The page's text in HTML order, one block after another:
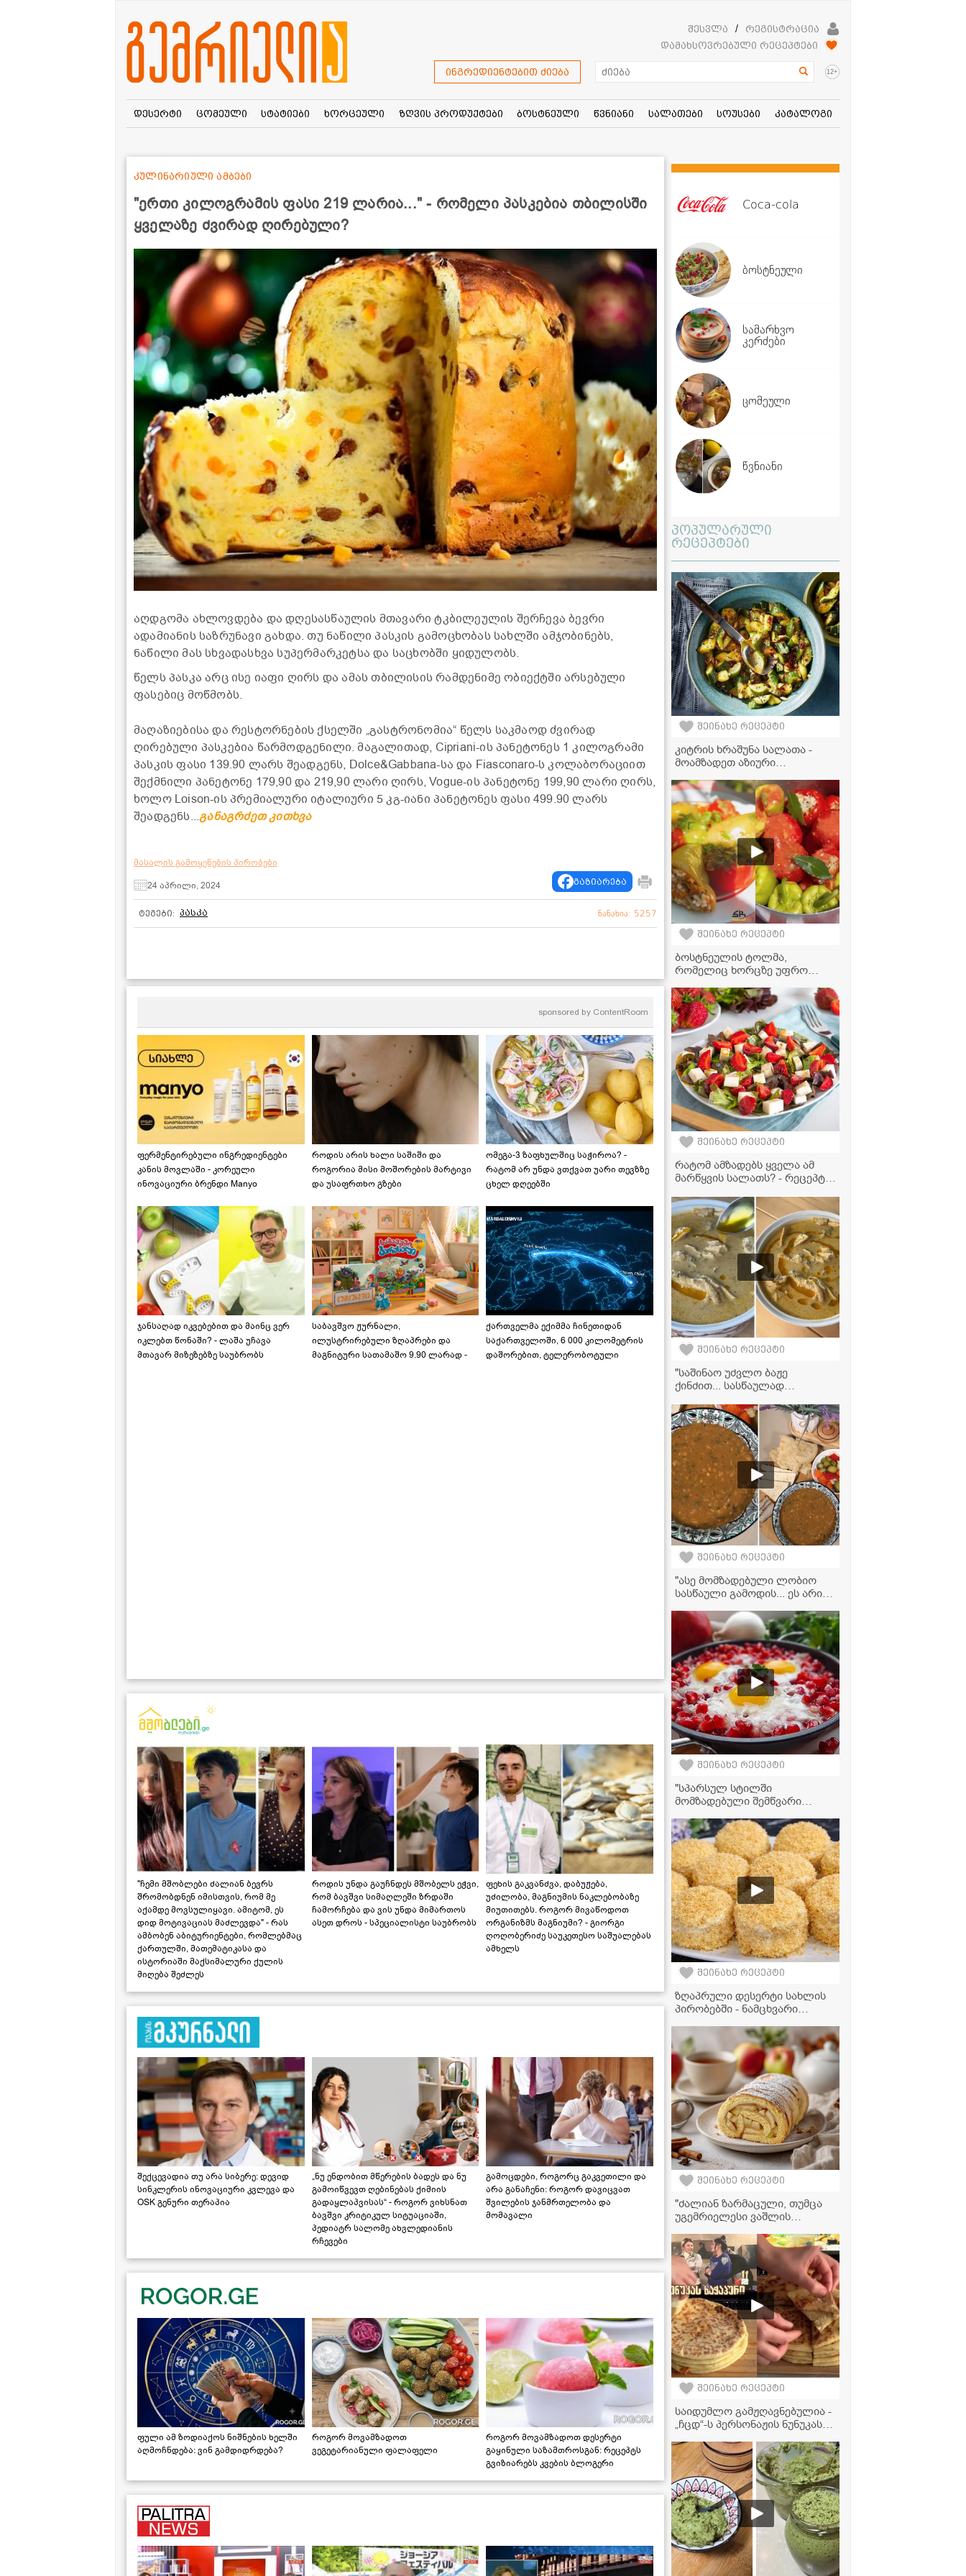
შესვლა /
რეგისტრაცია
დამახსოვრებული რეცეპტები
ინგრედიენტებით ძიება 12+
დესერტი ცომეული სტატიები ხორცეული ზღვის პროდუქტები ბოსტნეული წვნიანი სალათები სოუსები კატალოგი
"ერთი კილოგრამის ფასი 219 ლარია..." - რომელი პასკებია თბილისში
ყველაზე ძვირად ღირებული?
კულინარიული ამბები
აღდგომა ახლოვდება და დღესასწაულის მთავარი ტკბილეულის შერჩევა ბევრი
ადამიანის საზრუნავი გახდა. თუ ნაწილი პასკის გამოცხობას სახლში ამჯობინებს,
ნაწილი მას სხვადასხვა სუპერმარკეტსა და საცხობში ყიდულობს.
წელს პასკა არც ისე იაფი ღირს და ამას თბილისის რამდენიმე ობიექტში არსებული
ფასებიც მოწმობს.
მაღაზიებისა და რესტორნების ქსელში „გასტრონომია“ წელს საკმაოდ ძვირად
ღირებული პასკებია წარმოდგენილი. მაგალითად, Cipriani-ის პანეტონეს 1 კილოგრამი
პასკის ფასი 139.90 ლარს შეადგენს, Dolce&Gabbana-სა და Fiasconaro-ს კოლაბორაციით
შექმნილი პანეტონე 179,90 და 219,90 ლარი ღირს, Vogue-ის პანეტონე 199,90 ლარი ღირს,
ხოლო Loison-ის პრემიალური იტალიური 5 კგ-იანი პანეტონეს ფასი 499.90 ლარს
შეადგენს...განაგრძეთ კითხვა
მასალის გამოყენების პირობები
24 აპრილი, 2024
გაზიარება
ტეგები: პასკა ნანახია: 5257
sponsored by ContentRoom
ფერმენტირებული ინგრედიენტები
კანის მოვლაში - კორეული
ინოვაციური ბრენდი Manyo
როდის არის ხალი საშიში და
როგორია მისი მოშორების მარტივი
და უსაფრთხო გზები
ომეგა-3 ზაფხულშიც საჭიროა? -
რატომ არ უნდა ვთქვათ უარი თევზზე
ცხელ დღეებში
ჯანსაღად იკვებებით და მაინც ვერ
იკლებთ წონაში? - ლაშა უჩავა
მთავარ მიზეზებზე საუბრობს
საბავშვო ჟურნალი,
ილუსტრირებული ზღაპრები და
მაგნიტური სათამაშო 9.90 ლარად -
ქართველმა ექიმმა ჩინეთიდან
საქართველოში, 6 000 კილომეტრის
დაშორებით, ტელერობოტული
"ჩემი მშობლები ძალიან ბევრს
შრომობდნენ იმისთვის, რომ მე
აქამდე მოვსულიყავი. ამიტომ, ეს
დიდ მოტივაციას მაძლევდა" - რას
ამბობენ აბიტურიენტები, რომლებმაც
ქართულში, მათემატიკასა და
ისტორიაში მაქსიმალური ქულის
მიღება შეძლეს
როდის უნდა გაუჩნდეს მშობელს ეჭვი,
რომ ბავშვი სიმაღლეში ზრდაში
ჩამორჩება და ვის უნდა მიმართოს
ასეთ დროს - სპეციალისტი საუბრობს
ფეხის გაკვანძვა, დაბუჟება,
უძილობა, მაგნიუმის ნაკლებობაზე
მიუთითებს. როგორ მივაწოდოთ
ორგანიზმს მაგნიუმი? - გიორგი
ღოღობერიძე საუკეთესო საშუალებას
ამხელს
შექცევადია თუ არა სიბერე: დევიდ
სინკლერის ინოვაციური კვლევა და
OSK გენური თერაპია
„ნუ ენდობით მწერების ბადეს და ნუ
გამოიწვევთ ღებინებას ქიმიის
გადაყლაპვისას“ - როგორ ვიხსნათ
ბავშვი კრიტიკულ სიტუაციაში,
პედიატრ სალომე ახვლედიანის
რჩევები
გამოცდები, როგორც გაკვეთილი და
არა განაჩენი: როგორ დავიცვათ
შვილების ჯანმრთელობა და
მომავალი
ფული ამ ზოდიაქოს ნიშნების ხელში
აღმოჩნდება: ვინ გამდიდრდება?
როგორ მოვამზადოთ
ვეგეტარიანული ფალაფელი
როგორ მოვამზადოთ დესერტი
გაყინული საზამთროსგან: რეცეპტს
გვიზიარებს კვების ბლოგერი
Coca-cola
ბოსტნეული
სამარხვო
კერძები
ცომეული
წვნიანი
პოპულარული
რეცეპტები
შეინახე რეცეპტი
კიტრის ხრაშუნა სალათა -
მოამზადეთ აზიური
შეინახე რეცეპტი
ბოსტნეულის ტოლმა,
რომელიც ხორცზე უფრო
და მარტივი რეცეპტი
შეინახე რეცეპტი
რატომ ამზადებს ყველა ამ
მარწყვის სალათს? - რეცეპტი,
სცადოთ!
შეინახე რეცეპტი
"საშინაო უძვლო ბაჟე
ქინძით... სასწაულად
აუცილებლად სცადეთ ამ
რეცეტპით" - მკითხველის
ვიდეორეცეპტი
შეინახე რეცეპტი
"ასე მომზადებული ლობიო
სასწაული გამოდის... ეს არის
რომელიც კერძს საოცრად
აგემრიელებს" - მკითხველის
ვიდეორეცეპტი
შეინახე რეცეპტი
"სპარსულ სტილში
მომზადებული შემწვარი
სასწაული გემო აქვს!" -
ვიდეორეცეპტი
შეინახე რეცეპტი
ზღაპრული დესერტი სახლის
პირობებში - ნამცხვარი
რომელიც ყველას გამოუვა!
შეინახე რეცეპტი
"ძალიან ზარმაცული, თუმცა
უგემრიელესი ვაშლის
გამოდის, პირში დნება" -
ვაშლის რულეტი
შეინახე რეცეპტი
საიდუმლო გამჟღავნებულია -
„ჩცდ“-ს პერსონაჟის ნუნუკას
ხაჭაპურის რეცეპტი!